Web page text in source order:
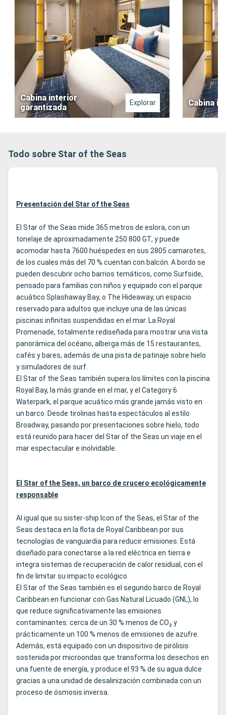
Cabina interior
garantizada
Explorar Cabina
Todo sobre Star of the Seas
Presentación del Star of the Seas
El Star of the Seas mide 365 metros de eslora, con un
tonelaje de aproximadamente 250 800 GT, y puede
acomodar hasta 7600 huéspedes en sus 2805 camarotes,
de los cuales más del 70 % cuentan con balcón. A bordo se
pueden descubrir ocho barrios temáticos, como Surfside,
pensado para familias con niños y equipado con el parque
acuático Splashaway Bay, o The Hideaway, un espacio
reservado para adultos que incluye una de las únicas
piscinas infinitas suspendidas en el mar. La Royal
Promenade, totalmente rediseñada para mostrar una vista
panorámica del océano, alberga más de 15 restaurantes,
cafés y bares, además de una pista de patinaje sobre hielo
y simuladores de surf.
El Star of the Seas también supera los límites con la piscina
Royal Bay, la más grande en el mar, y el Category 6
Waterpark, el parque acuático más grande jamás visto en
un barco. Desde tirolinas hasta espectáculos al estilo
Broadway, pasando por presentaciones sobre hielo, todo
está reunido para hacer del Star of the Seas un viaje en el
mar espectacular e inolvidable.
El Star of the Seas, un barco de crucero ecológicamente
responsable
Al igual que su sister-ship Icon of the Seas, el Star of the
Seas destaca en la flota de Royal Caribbean por sus
tecnologías de vanguardia para reducir emisiones. Está
diseñado para conectarse a la red eléctrica en tierra e
integra sistemas de recuperación de calor residual, con el
fin de limitar su impacto ecológico.
El Star of the Seas también es el segundo barco de Royal
Caribbean en funcionar con Gas Natural Licuado (GNL), lo
que reduce significativamente las emisiones
contaminantes: cerca de un 30 % menos de CO₂ y
prácticamente un 100 % menos de emisiones de azufre.
Además, está equipado con un dispositivo de pirólisis
sostenida por microondas que transforma los desechos en
una fuente de energía, y produce el 93 % de su agua dulce
gracias a una unidad de desalinización combinada con un
proceso de ósmosis inversa.